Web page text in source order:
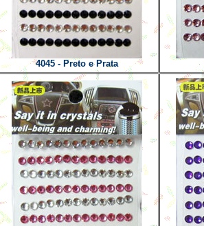
4045 - Preto e Prata